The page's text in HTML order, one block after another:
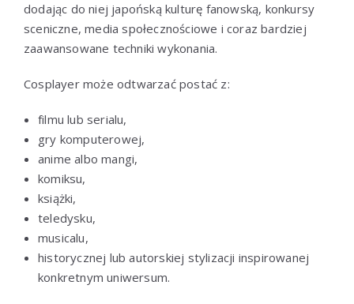
dodając do niej japońską kulturę fanowską, konkursy
sceniczne, media społecznościowe i coraz bardziej
zaawansowane techniki wykonania.
Cosplayer może odtwarzać postać z:
filmu lub serialu,
gry komputerowej,
anime albo mangi,
komiksu,
książki,
teledysku,
musicalu,
historycznej lub autorskiej stylizacji inspirowanej
konkretnym uniwersum.